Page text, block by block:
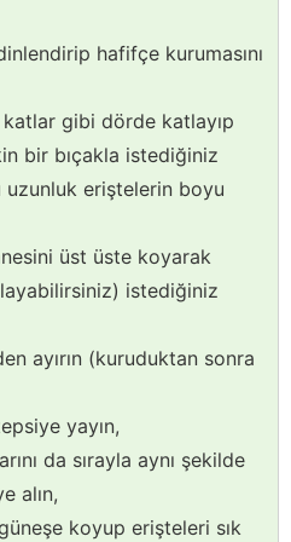
hafifçe kurumasını
gibi dörde katlayıp
bir bıçakla istediğiniz
eriştelerin boyu
üst üste koyarak
istediğiniz
ayırın (kuruduktan sonra
yayın,
da sırayla aynı şekilde
alın,
koyup erişteleri sık